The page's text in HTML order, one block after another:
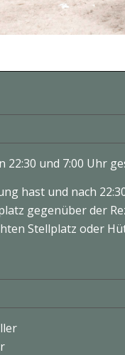
22:30 und 7:00 Uhr
hast und nach
gegenüber der
Stellplatz oder